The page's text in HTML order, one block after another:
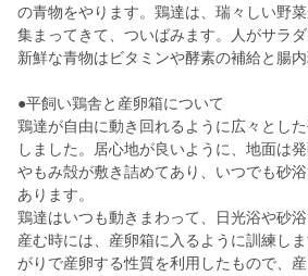
の青物をやります。鶏達は、瑞々しい野
集まってきて、ついばみます。人がサラダ
新鮮な青物はビタミンや酵素の補給と腸内
●平飼い鶏舎と産卵箱について
鶏達が自由に動き回れるように広々とし
しました。居心地が良いように、地面は
やもみ殻が敷き詰めてあり、いつでも砂
あります。
鶏達はいつも動きまわって、日光浴や砂
産む時には、産卵箱に入るように訓練し
がりで産卵する性質を利用したもので、